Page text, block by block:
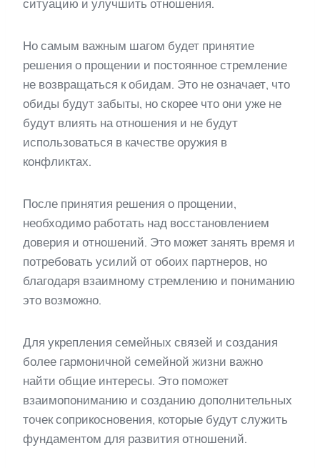
ситуацию и улучшить отношения.
Но самым важным шагом будет принятие
решения о прощении и постоянное стремление
не возвращаться к обидам. Это не означает, что
обиды будут забыты, но скорее что они уже не
будут влиять на отношения и не будут
использоваться в качестве оружия в
конфликтах.
После принятия решения о прощении,
необходимо работать над восстановлением
доверия и отношений. Это может занять время и
потребовать усилий от обоих партнеров, но
благодаря взаимному стремлению и пониманию
это возможно.
Для укрепления семейных связей и создания
более гармоничной семейной жизни важно
найти общие интересы. Это поможет
взаимопониманию и созданию дополнительных
точек соприкосновения, которые будут служить
фундаментом для развития отношений.